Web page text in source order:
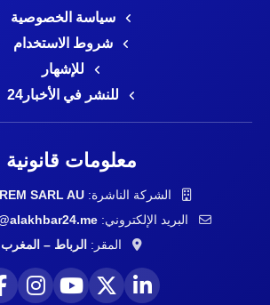
سياسة الخصوصية
شروط الاستخدام
للإشهار
للنشر في الأخبار24
معلومات قانونية
الشركة الناشرة:SARL AU
البريد الإلكتروني:
المقر:الرباط – المغرب